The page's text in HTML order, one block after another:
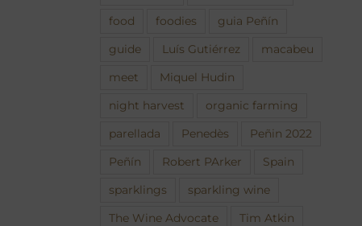
food foodies guia Peñín
guide Luís Gutiérrez macabeu
meet Miquel Hudin
night harvest organic farming
parellada Penedès Peñin 2022
Peñín Robert PArker Spain
sparklings sparkling wine
The Wine Advocate Tim Atkin